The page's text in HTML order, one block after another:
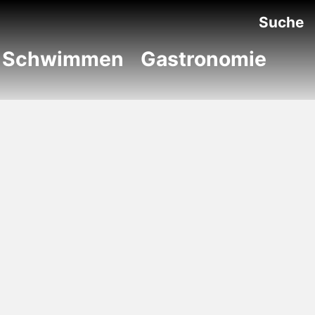
Suche
Schwimmen Gastronomie